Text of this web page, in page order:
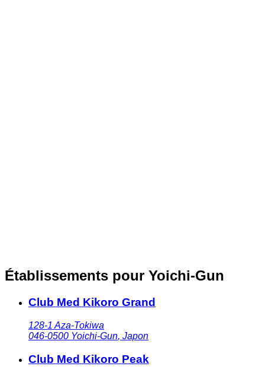
Établissements pour Yoichi-Gun
Club Med Kikoro Grand
128-1 Aza-Tokiwa
046-0500 Yoichi-Gun, Japon
Club Med Kikoro Peak